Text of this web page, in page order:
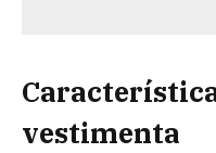
vestimenta